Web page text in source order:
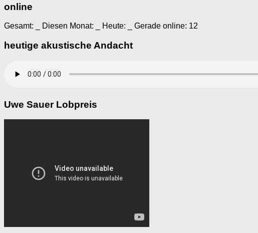
online
Gesamt: Diesen Monat: Heute: Gerade online: 12
heutige akustische Andacht
Uwe Sauer Lobpreis